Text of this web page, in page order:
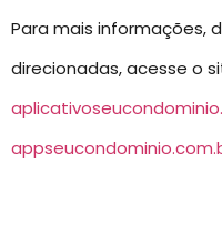
Para mais informações,
direcionadas, acesse o